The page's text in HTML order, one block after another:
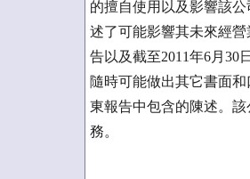
的擅自使用以及影響該
述了可能影響其未來經營
告以及截至2011年6月30
隨時可能做出其它書面
東報告中包含的陳述。
務。